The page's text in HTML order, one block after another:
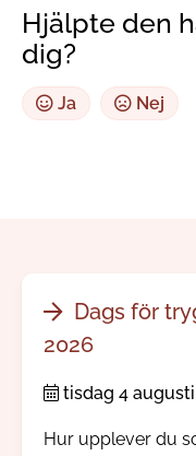
Hjälpte den
dig?
Ja Nej
Dags för
2026
tisdag 4
Hur upplever du